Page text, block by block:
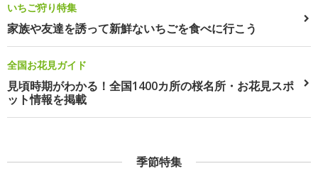
いちご狩り特集
家族や友達を誘って新鮮ないちごを食べに行こう
全国お花見ガイド
見頃時期がわかる！全国1400カ所の桜名所・お花見スポ
ット情報を掲載
季節特集